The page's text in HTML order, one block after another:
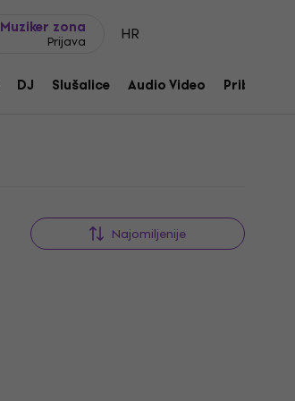
Muziker zona
Prijava HR
DJ Slušalice Audio Video Pribor
Najomiljenije